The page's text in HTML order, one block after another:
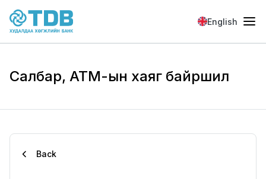
Skip to main content
English
Салбар, АТМ-ын хаяг байршил
Back